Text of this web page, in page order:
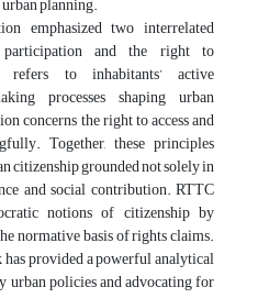
emphasized two interrelated
and the right to
refers to inhabitants’ active
processes shaping urban
concerns the right to access and
Together, these principles
citizenship grounded not solely in
and social contribution. RTTC
notions of citizenship by
normative basis of rights claims.
provided a powerful analytical
policies and advocating for